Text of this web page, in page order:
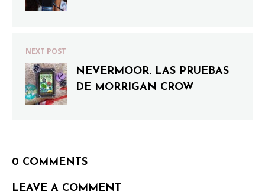
NEXT POST
NEVERMOOR. LAS PRUEBAS
DE MORRIGAN CROW
0 COMMENTS
LEAVE A COMMENT